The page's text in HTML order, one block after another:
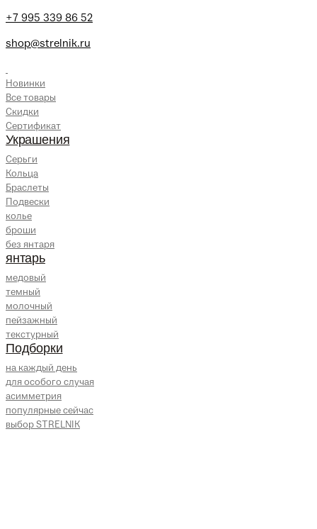
+7 995 339 86 52
shop@strelnik.ru
Новинки
Все товары
Скидки
Сертификат
Украшения
Серьги
Кольца
Браслеты
Подвески
колье
броши
без янтаря
янтарь
медовый
темный
молочный
пейзажный
текстурный
Подборки
на каждый день
для особого случая
асимметрия
популярные сейчас
выбор STRELNIK